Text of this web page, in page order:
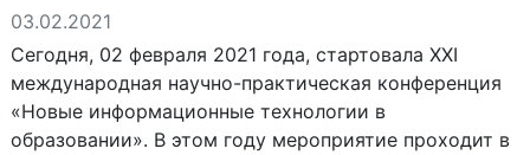
03.02.2021
Сегодня, 02 февраля 2021 года, стартовала XXI
международная научно-практическая конференция
«Новые информационные технологии в
образовании». В этом году мероприятие проходит в